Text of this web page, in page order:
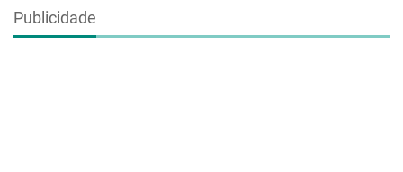
Publicidade